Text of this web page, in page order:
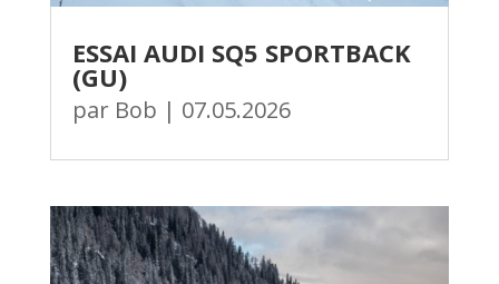
ESSAI AUDI SQ5 SPORTBACK
(GU)
par Bob | 07.05.2026